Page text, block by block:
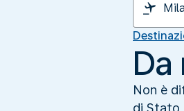
Non è
di Stato